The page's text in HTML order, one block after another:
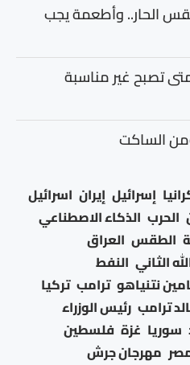
الحار.. وأطعمة يجب
تصبح غير مناسبة
الساكت
إسرائيل إيران اسرائيل
الحرب الذكاء الاصطناعي
الطقس العراق
الثاني النفط
نتنياهو ترامب تركيا
ترامب رئيس الوزراء
سوريا غزة فلسطين
مهرجان جرش